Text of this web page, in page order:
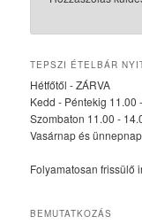
TEPSZI ÉTELBÁR
Hétfőtől - ZÁRVA
Kedd - Péntekig 11.00
Szombaton 11.00 -
Vasárnap és
Folyamatosan frissülő
BEMUTATKOZÁS